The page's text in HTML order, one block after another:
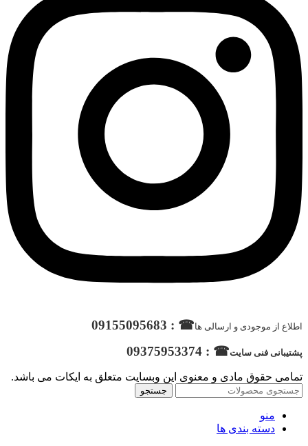
اطلاع از موجودی و ارسالی ها☎ : 09155095683
پشتیبانی فنی سایت☎ : 09375953374
تمامی حقوق مادی و معنوی این وبسایت متعلق به ایکات می باشد.
جستجو
منو
دسته بندی ها